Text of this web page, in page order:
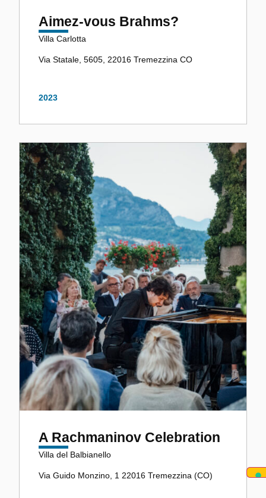
Aimez-vous Brahms?
Villa Carlotta
Via Statale, 5605, 22016 Tremezzina CO
2023
A Rachmaninov Celebration
Villa del Balbianello
Via Guido Monzino, 1 22016 Tremezzina (CO)